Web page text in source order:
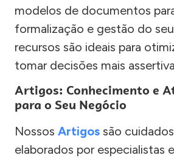
modelos de documentos
formalização e gestão do
recursos são ideais para
tomar decisões mais
Artigos: Conhecimento e
para o Seu Negócio
Nossos Artigos são
elaborados por especialistas